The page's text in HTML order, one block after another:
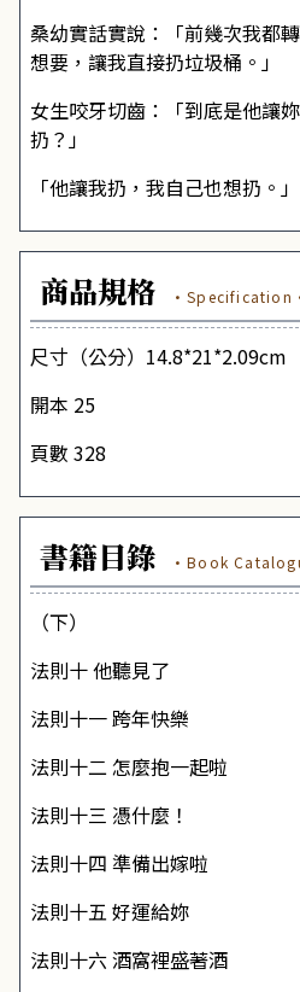
桑幼實話實說：「前幾次我都
想要，讓我直接扔垃圾桶。」
女生咬牙切齒：「到底是他讓
扔？」
「他讓我扔，我自己也想扔。」
商品規格
尺寸（公分）14.8*21*2.09cm
開本 25
頁數 328
書籍目錄 ·Book
（下）
法則十他聽見了
法則十一跨年快樂
法則十二怎麼抱一起啦
法則十三 憑什麼！
法則十四 準備出嫁啦
法則十五好運給妳
法則十六酒窩裡盛著酒